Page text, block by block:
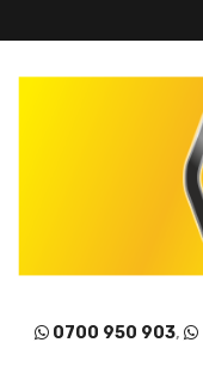
0700 950 903,